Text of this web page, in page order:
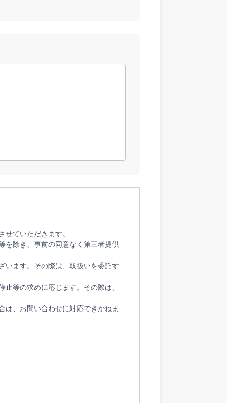
ていただきます。
を除き、事前の同意なく第三者提供
います。その際は、取扱いを委託す
等の求めに応じます。その際は、
は、お問い合わせに対応できかねま